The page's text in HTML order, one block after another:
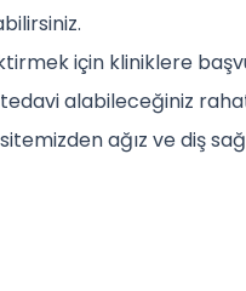
için kliniklere
alabileceğiniz
ağız ve diş